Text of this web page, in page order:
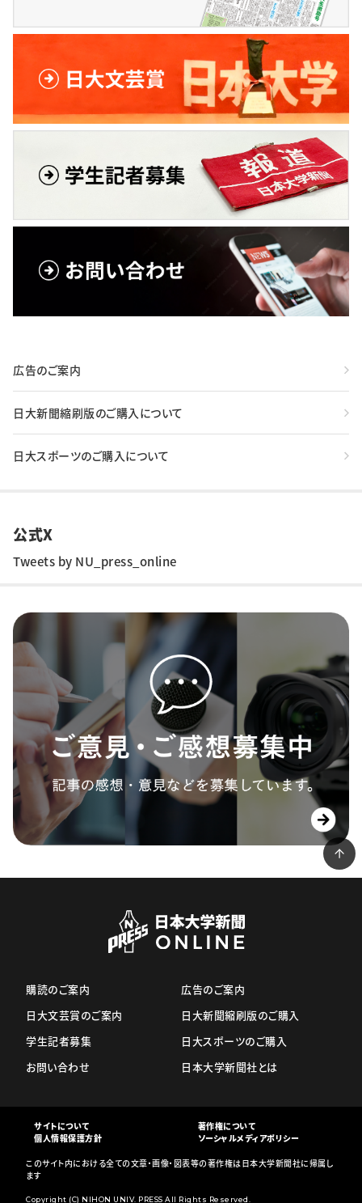
広告のご案内
日大新聞縮刷版のご購入について
日大スポーツのご購入について
公式X
Tweets by NU_press_online
購読のご案内
日大文芸賞のご案内
学生記者募集
お問い合わせ
広告のご案内
日大新聞縮刷版のご購入
日大スポーツのご購入
日本大学新聞社とは
サイトについて
著作権について
個人情報保護方針
ソーシャルメディアポリシー
このサイト内における全ての文章・画像・図表等の著作権は日本大学新聞社に帰属し
ます
Copyright (C) NIHON UNIV. PRESS All Rights Reserved.